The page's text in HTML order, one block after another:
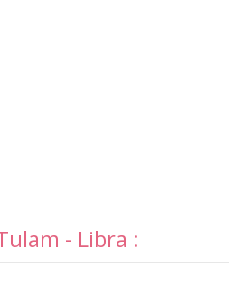
- Libra :